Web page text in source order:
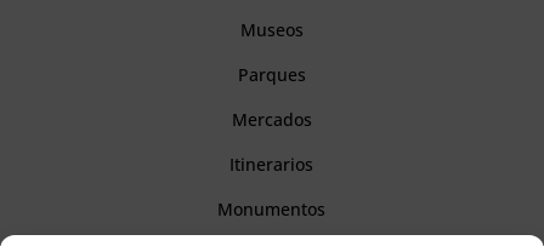
Museos
Parques
Mercados
Itinerarios
Monumentos